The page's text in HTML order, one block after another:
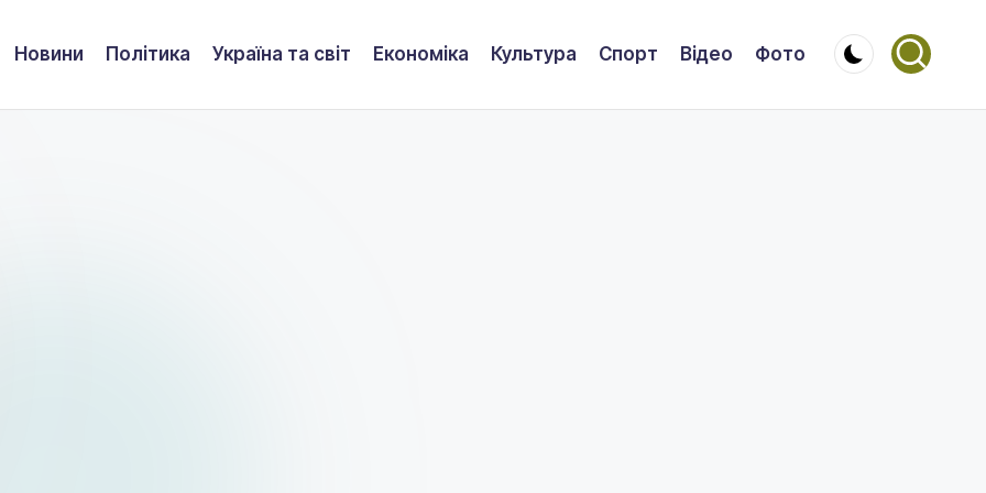
Новини Політика Україна та світ Економіка Культура Спорт Відео Фото